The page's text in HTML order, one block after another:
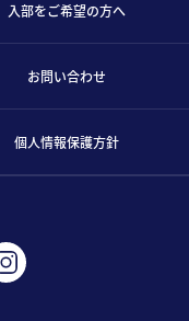
入部をご希望の方へ
お問い合わせ
個人情報保護方針